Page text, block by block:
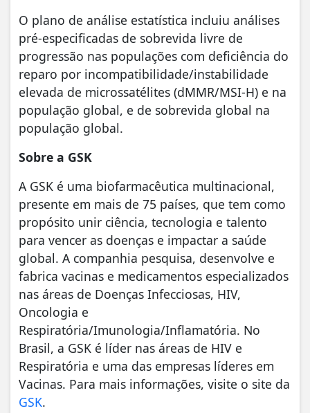
O plano de análise estatística incluiu análises
pré‑especificadas de sobrevida livre de
progressão nas populações com deficiência do
reparo por incompatibilidade/instabilidade
elevada de microssatélites (dMMR/MSI‑H) e na
população global, e de sobrevida global na
população global.
Sobre a GSK
A GSK é uma biofarmacêutica multinacional,
presente em mais de 75 países, que tem como
propósito unir ciência, tecnologia e talento
para vencer as doenças e impactar a saúde
global. A companhia pesquisa, desenvolve e
fabrica vacinas e medicamentos especializados
nas áreas de Doenças Infecciosas, HIV,
Oncologia e
Respiratória/Imunologia/Inflamatória. No
Brasil, a GSK é líder nas áreas de HIV e
Respiratória e uma das empresas líderes em
Vacinas. Para mais informações, visite o site da
GSK.